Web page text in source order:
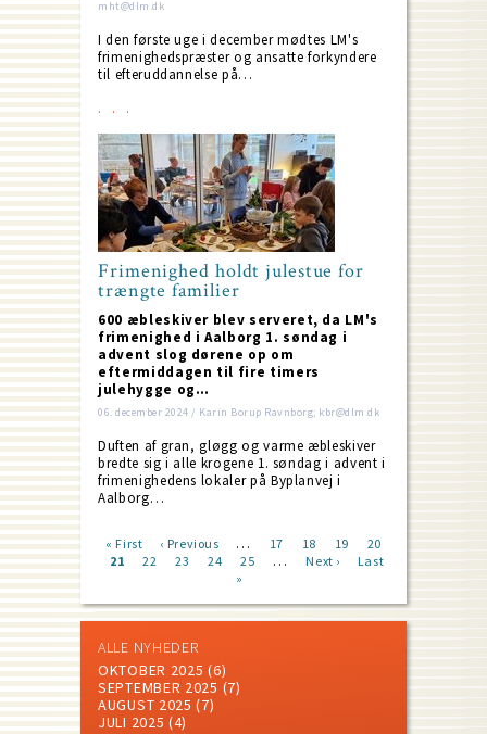
mht@dlm.dk
I den første uge i december mødtes LM's
frimenighedspræster og ansatte forkyndere
til efteruddannelse på…
Frimenighed holdt julestue for
trængte familier
600 æbleskiver blev serveret, da LM's
frimenighed i Aalborg 1. søndag i
advent slog dørene op om
eftermiddagen til fire timers
julehygge og…
06. december 2024 / Karin Borup Ravnborg; kbr@dlm.dk
Duften af gran, gløgg og varme æbleskiver
bredte sig i alle krogene 1. søndag i advent i
frimenighedens lokaler på Byplanvej i
Aalborg…
Pagination
First
page
« First
Previous
page
‹ Previous … Page
17 Page
18 Page
19 Page
20
Current
21 Page
22 Page
23 Page
24 Page
25 …
Next
Next ›
Last
Last
»
ALLE NYHEDER
OKTOBER 2025 (6)
SEPTEMBER 2025 (7)
AUGUST 2025 (7)
JULI 2025 (4)